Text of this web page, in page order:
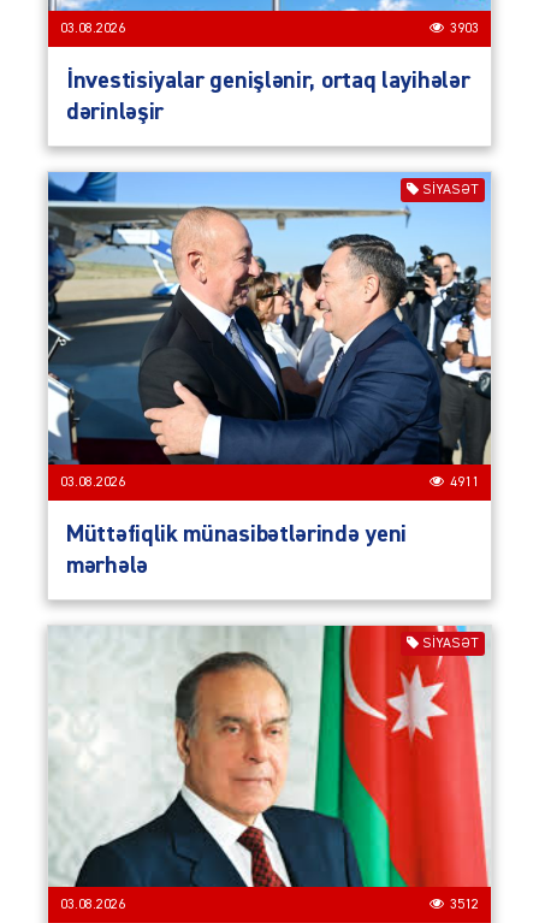
03.08.2026 3903
İnvestisiyalar genişlənir, ortaq layihələr
dərinləşir
SIYASƏT
03.08.2026 4911
Müttəfiqlik münasibətlərində yeni
mərhələ
SIYASƏT
03.08.2026 3512